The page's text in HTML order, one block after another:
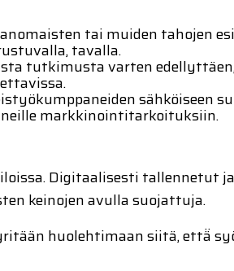
tai muiden tahojen
tavalla.
tutkimusta varten
sähköiseen
markkinointitarkoituksiin.
Digitaalisesti tallennetut
keinojen avulla suojattuja.
huolehtimaan siitä, että̈